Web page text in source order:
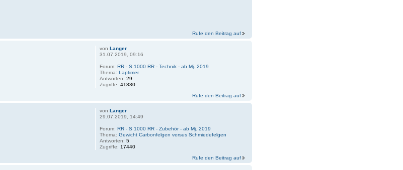
Rufe den Beitrag auf
von Langer
31.07.2019, 09:16
Forum: RR - S 1000 RR - Technik - ab Mj. 2019
Thema: Laptimer
Antworten: 29
Zugriffe: 41830
Rufe den Beitrag auf
von Langer
29.07.2019, 14:49
Forum: RR - S 1000 RR - Zubehör - ab Mj. 2019
Thema: Gewicht Carbonfelgen versus Schmiedefelgen
Antworten: 5
Zugriffe: 17440
Rufe den Beitrag auf